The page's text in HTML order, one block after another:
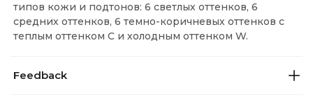
типов кожи и подтонов: 6 светлых оттенков, 6
средних оттенков, 6 темно-коричневых оттенков с
теплым оттенком C и холодным оттенком W.
Feedback